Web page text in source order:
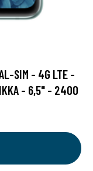
SIM - 4G LTE -
- 6,5" - 2400